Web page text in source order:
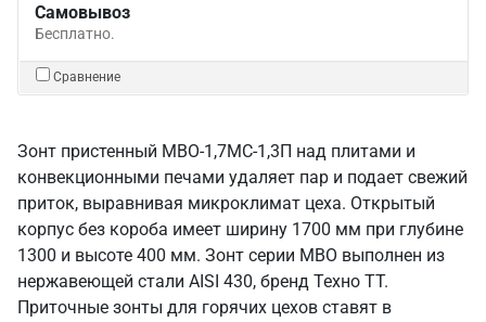
Самовывоз
Бесплатно.
Сравнение
Зонт пристенный МВО-1,7МС-1,3П над плитами и
конвекционными печами удаляет пар и подает свежий
приток, выравнивая микроклимат цеха. Открытый
корпус без короба имеет ширину 1700 мм при глубине
1300 и высоте 400 мм. Зонт серии МВО выполнен из
нержавеющей стали AISI 430, бренд Техно ТТ.
Приточные зонты для горячих цехов ставят в